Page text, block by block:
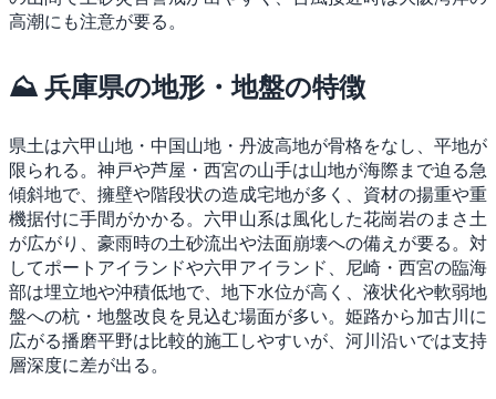
高潮にも注意が要る。
⛰ 兵庫県の地形・地盤の特徴
県土は六甲山地・中国山地・丹波高地が骨格をなし、平地が
限られる。神戸や芦屋・西宮の山手は山地が海際まで迫る急
傾斜地で、擁壁や階段状の造成宅地が多く、資材の揚重や重
機据付に手間がかかる。六甲山系は風化した花崗岩のまさ土
が広がり、豪雨時の土砂流出や法面崩壊への備えが要る。対
してポートアイランドや六甲アイランド、尼崎・西宮の臨海
部は埋立地や沖積低地で、地下水位が高く、液状化や軟弱地
盤への杭・地盤改良を見込む場面が多い。姫路から加古川に
広がる播磨平野は比較的施工しやすいが、河川沿いでは支持
層深度に差が出る。